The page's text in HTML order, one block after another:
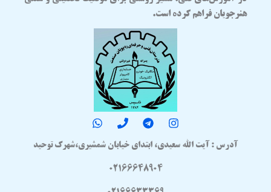
هنرجویان فراهم کرده است.
آدرس : آیت الله سعیدی، ابتدای خیابان شمشیری،شهرک توحید
02166648904